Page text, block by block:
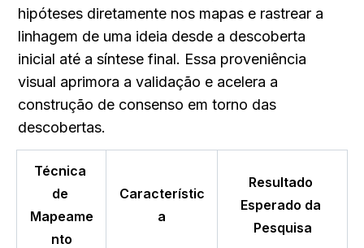
hipóteses diretamente nos mapas e rastrear a
linhagem de uma ideia desde a descoberta
inicial até a síntese final. Essa proveniência
visual aprimora a validação e acelera a
construção de consenso em torno das
descobertas.
Técnica
de
Mapeame
nto
Característic
a
Resultado
Esperado da
Pesquisa